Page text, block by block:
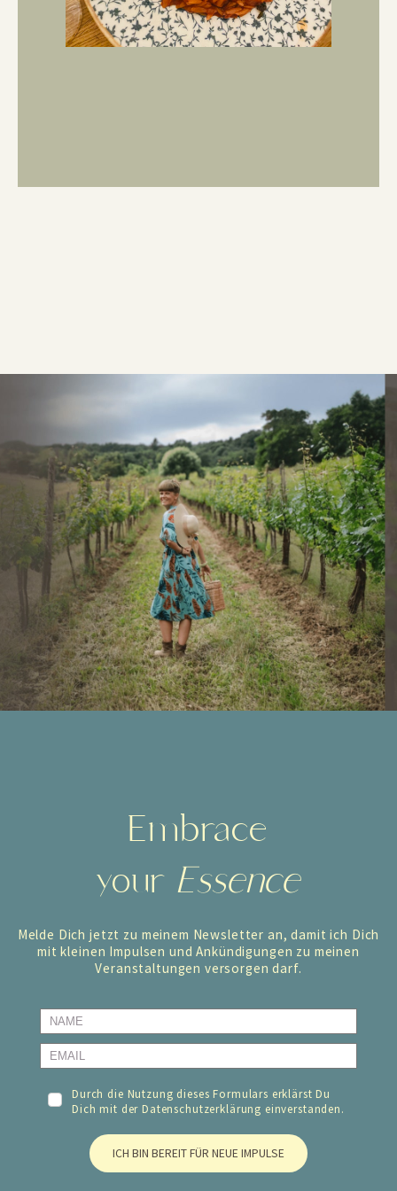
Embrace
your Essence
Melde Dich jetzt zu meinem Newsletter an, damit ich Dich
mit kleinen Impulsen und Ankündigungen zu meinen
Veranstaltungen versorgen darf.
Durch die Nutzung dieses Formulars erklärst Du
Dich mit der Datenschutzerklärung einverstanden.
ICH BIN BEREIT FÜR NEUE IMPULSE